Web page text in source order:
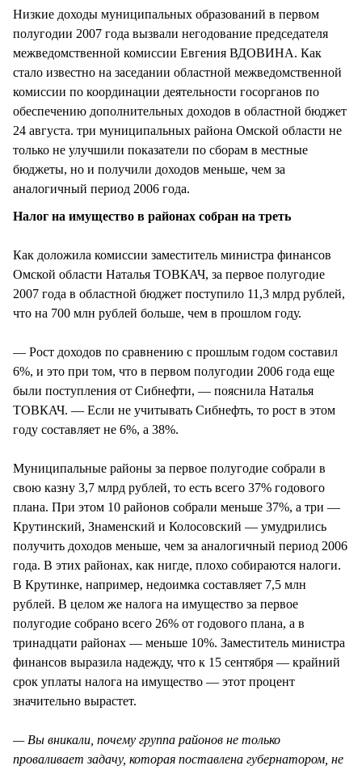
Низкие доходы муниципальных образований в первом
полугодии 2007 года вызвали негодование председателя
межведомственной комиссии Евгения ВДОВИНА. Как
стало известно на заседании областной межведомственной
комиссии по координации деятельности госорганов по
обеспечению дополнительных доходов в областной бюджет
24 августа. три муниципальных района Омской области не
только не улучшили показатели по сборам в местные
бюджеты, но и получили доходов меньше, чем за
аналогичный период 2006 года.
Налог на имущество в районах собран на треть
Как доложила комиссии заместитель министра финансов
Омской области Наталья ТОВКАЧ, за первое полугодие
2007 года в областной бюджет поступило 11,3 млрд рублей,
что на 700 млн рублей больше, чем в прошлом году.
— Рост доходов по сравнению с прошлым годом составил
6%, и это при том, что в первом полугодии 2006 года еще
были поступления от Сибнефти, — пояснила Наталья
ТОВКАЧ. — Если не учитывать Сибнефть, то рост в этом
году составляет не 6%, а 38%.
Муниципальные районы за первое полугодие собрали в
свою казну 3,7 млрд рублей, то есть всего 37% годового
плана. При этом 10 районов собрали меньше 37%, а три —
Крутинский, Знаменский и Колосовский — умудрились
получить доходов меньше, чем за аналогичный период 2006
года. В этих районах, как нигде, плохо собираются налоги.
В Крутинке, например, недоимка составляет 7,5 млн
рублей. В целом же налога на имущество за первое
полугодие собрано всего 26% от годового плана, а в
тринадцати районах — меньше 10%. Заместитель министра
финансов выразила надежду, что к 15 сентября — крайний
срок уплаты налога на имущество — этот процент
значительно вырастет.
— Вы вникали, почему группа районов не только
проваливает задачу, которая поставлена губернатором, не